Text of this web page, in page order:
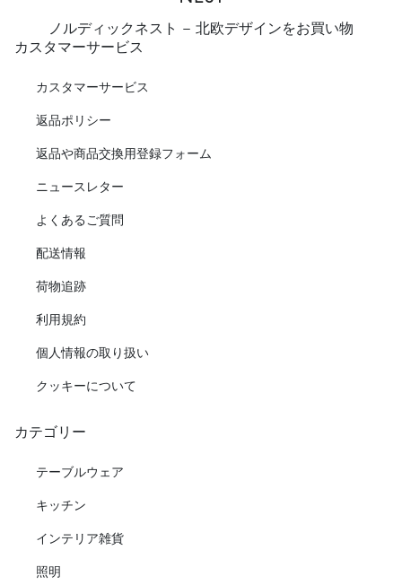
ノルディックネスト - 北欧デザインをお買い物
カスタマーサービス
カスタマーサービス
返品ポリシー
返品や商品交換用登録フォーム
ニュースレター
よくあるご質問
配送情報
荷物追跡
利用規約
個人情報の取り扱い
クッキーについて
カテゴリー
テーブルウェア
キッチン
インテリア雑貨
照明